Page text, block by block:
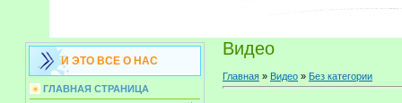
И ЭТО ВСЕ О НАС
ГЛАВНАЯ СТРАНИЦА
Видео
Главная » Видео » Без категории